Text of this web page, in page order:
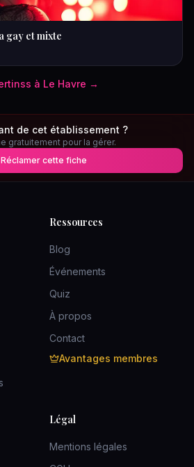
gay et mixte
s à Le Havre →
de cet établissement ?
gratuitement pour la gérer.
Réclamer cette fiche
Ressources
Blog
Événements
Quiz
À propos
Contact
Avantages membres
Légal
Mentions légales